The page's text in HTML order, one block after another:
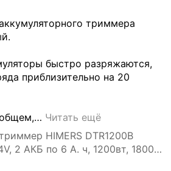
триммера
быстро разряжаются,
приблизительно на 20
… Читать ещё
HIMERS DTR1200B
2 АКБ по 6 А. ч, 1200вт, 18000